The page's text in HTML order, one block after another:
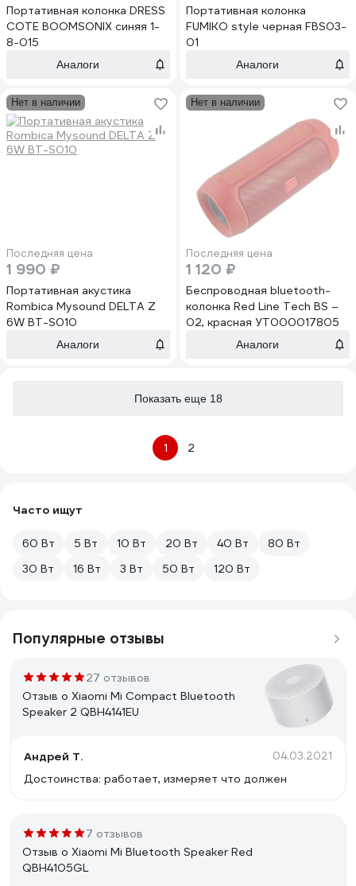
Портативная колонка DRESS
COTE BOOMSONIX синяя 1-
8-015
Аналоги
Портативная колонка
FUMIKO style черная FBS03-
01
Аналоги
Нет в наличии
Последняя цена
1 990 ₽
Портативная акустика
Rombica Mysound DELTA Z
6W BT-S010
Аналоги
Нет в наличии
Последняя цена
1 120 ₽
Беспроводная bluetooth-
колонка Red Line Tech BS –
02, красная УТ000017805
Аналоги
Показать еще 18
1 2
Часто ищут
60 Вт 5 Вт 10 Вт 20 Вт 40 Вт
80 Вт
30 Вт
16 Вт 3 Вт 50 Вт 120 Вт
Популярные отзывы
27 отзывов
Отзыв о Xiaomi Mi Compact Bluetooth
Speaker 2 QBH4141EU
Андрей Т. 04.03.2021
Достоинства: работает, измеряет что должен
7 отзывов
Отзыв о Xiaomi Mi Bluetooth Speaker Red
QBH4105GL